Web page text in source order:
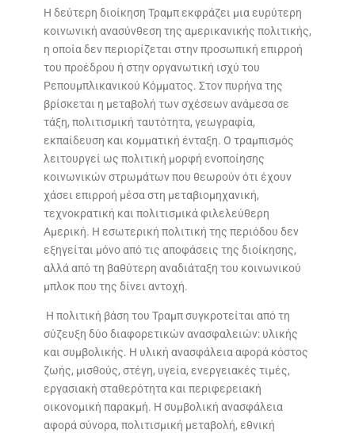
e
b
o
o
k
itt
er
ar
e
Η δεύτερη διοίκηση Τραμπ εκφράζει μια ευρύτερη
κοινωνική ανασύνθεση της αμερικανικής πολιτικής,
η οποία δεν περιορίζεται στην προσωπική επιρροή
του προέδρου ή στην οργανωτική ισχύ του
Ρεπουμπλικανικού Κόμματος. Στον πυρήνα της
βρίσκεται η μεταβολή των σχέσεων ανάμεσα σε
τάξη, πολιτισμική ταυτότητα, γεωγραφία,
εκπαίδευση και κομματική ένταξη. Ο τραμπισμός
λειτουργεί ως πολιτική μορφή ενοποίησης
κοινωνικών στρωμάτων που θεωρούν ότι έχουν
χάσει επιρροή μέσα στη μεταβιομηχανική,
τεχνοκρατική και πολιτισμικά φιλελεύθερη
Αμερική. Η εσωτερική πολιτική της περιόδου δεν
εξηγείται μόνο από τις αποφάσεις της διοίκησης,
αλλά από τη βαθύτερη αναδιάταξη του κοινωνικού
μπλοκ που της δίνει αντοχή.
Η πολιτική βάση του Τραμπ συγκροτείται από τη
σύζευξη δύο διαφορετικών ανασφαλειών: υλικής
και συμβολικής. Η υλική ανασφάλεια αφορά κόστος
ζωής, μισθούς, στέγη, υγεία, ενεργειακές τιμές,
εργασιακή σταθερότητα και περιφερειακή
οικονομική παρακμή. Η συμβολική ανασφάλεια
αφορά σύνορα, πολιτισμική μεταβολή, εθνική